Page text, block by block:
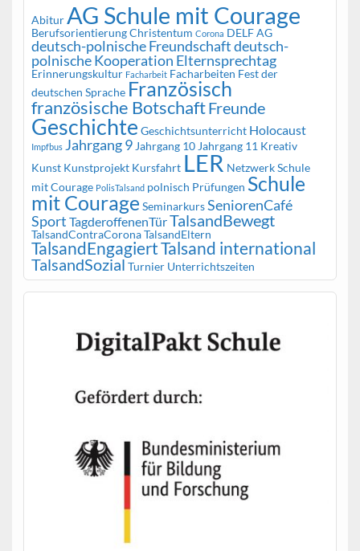
AbiturAG Schule mit Courage
BerufsorientierungChristentum Corona DELF AG
deutsch-polnische Freundschaftdeutsch-
polnische Kooperation Elternsprechtag
Erinnerungskultur Facharbeit Facharbeiten Fest der
deutschen Sprache Französisch
französische BotschaftFreunde
Geschichte Geschichtsunterricht Holocaust
Impfbus Jahrgang 9 Jahrgang 10 Jahrgang 11 Kreativ
Kunst Kunstprojekt Kursfahrt LER Netzwerk Schule
mit Courage PolisTalsand polnisch Prüfungen Schule
mit Courage SeminarkursSeniorenCafé
Sport TagderoffenenTürTalsandBewegt
TalsandContraCoronaTalsandEltern
TalsandEngagiertTalsand international
TalsandSozial Turnier Unterrichtszeiten